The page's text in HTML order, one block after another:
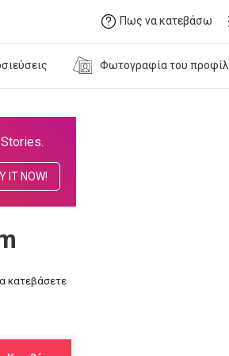
Πως να κατεβάσω
Φωτογραφία του προφίλ
IT NOW!
κατεβάσετε